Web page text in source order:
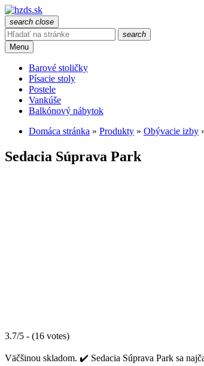
search close
search
Menu
Barové stoličky
Písacie stoly
Postele
Vankúše
Balkónový nábytok
Domáca stránka » Produkty » Obývacie izby
Sedacia Súprava Park
3.7/5 - (16 votes)
Väčšinou skladom. ✔️ Sedacia Súprava Park sa